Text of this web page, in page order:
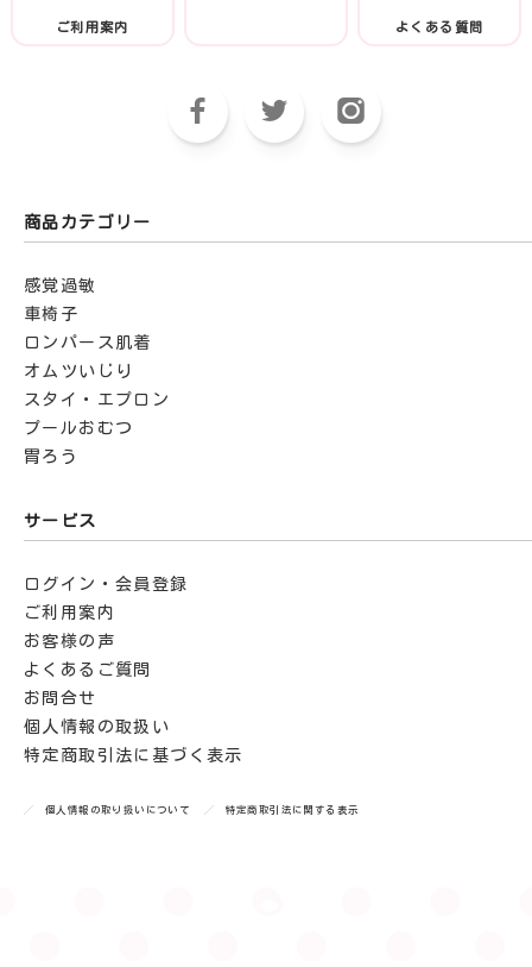
ご利用案内 よくある質問
商品カテゴリー
感覚過敏
車椅子
ロンパース肌着
オムツいじり
スタイ・エプロン
プールおむつ
胃ろう
サービス
ログイン・会員登録
ご利用案内
お客様の声
よくあるご質問
お問合せ
個人情報の取扱い
特定商取引法に基づく表示
個人情報の取り扱いについて 特定商取引法に関する表示